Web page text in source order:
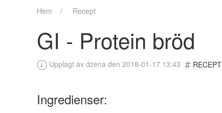
Hem Recept
GI - Protein bröd
Upplagt av dzena den 2018-01-17 13:43 RECEPT
Ingredienser: